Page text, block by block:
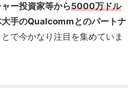
ー投資家等から5000万ドル
大手のQualcommとのパートナ
で今かなり注目を集めていま